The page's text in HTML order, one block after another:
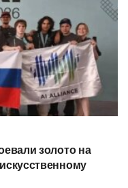
золото на